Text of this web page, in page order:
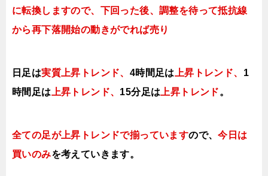
に転換しますので、下回った後、調整を待って抵抗線
から再下落開始の動きがでれば売り
日足は実質上昇トレンド、 4時間足は 上昇トレンド、 1
時間足は 上昇トレンド、 15分足は 上昇トレンド。
全ての足が上昇トレンドで揃っていますので、今日は
買いのみを考えていきます。